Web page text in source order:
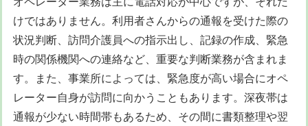
けではありません。利用者さんからの通報を受けた際の
状況判断、訪問介護員への指示出し、記録の作成、緊急
時の関係機関への連絡など、重要な判断業務が含まれま
す。また、事業所によっては、緊急度が高い場合にオペ
レーター自身が訪問に向かうこともあります。深夜帯は
通報が少ない時間帯もあるため、その間に書類整理や翌